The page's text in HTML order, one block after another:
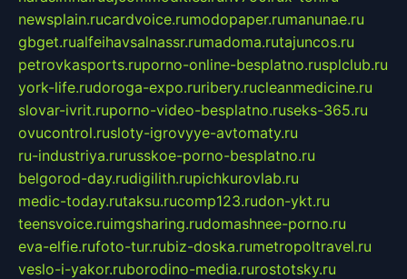
newsplain.rucardvoice.rumodopaper.rumanunae.ru
gbget.rualfeihavsalnassr.rumadoma.rutajuncos.ru
petrovkasports.ruporno-online-besplatno.rusplclub.ru
york-life.rudoroga-expo.ruribery.rucleanmedicine.ru
slovar-ivrit.ruporno-video-besplatno.ruseks-365.ru
ovucontrol.rusloty-igrovyye-avtomaty.ru
ru-industriya.rurusskoe-porno-besplatno.ru
belgorod-day.rudigilith.rupichkurovlab.ru
medic-today.rutaksu.rucomp123.rudon-ykt.ru
teensvoice.ruimgsharing.rudomashnee-porno.ru
eva-elfie.rufoto-tur.rubiz-doska.rumetropoltravel.ru
veslo-i-yakor.ruborodino-media.rurostotsky.ru